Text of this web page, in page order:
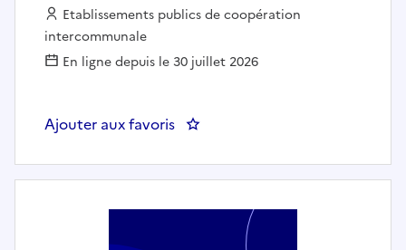
Employeur :
Etablissements publics de coopération
intercommunale
En ligne depuis le 30 juillet 2026
Ajouter aux favoris : Assistant éducatif petite